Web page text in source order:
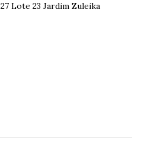
Lote 23 Jardim Zuleika